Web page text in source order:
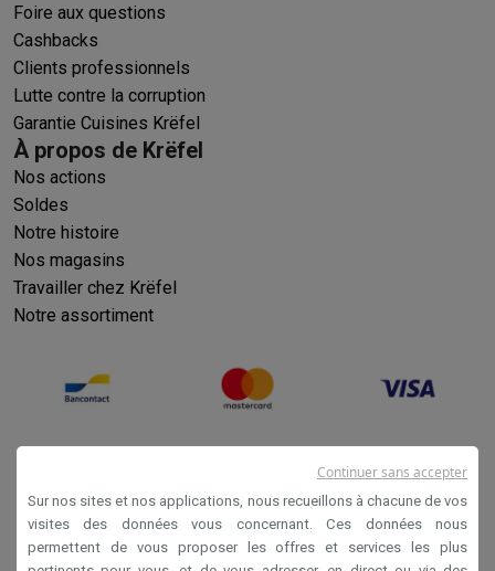
Foire aux questions
Cashbacks
Clients professionnels
Lutte contre la corruption
Garantie Cuisines Krëfel
À propos de Krëfel
Nos actions
Soldes
Notre histoire
Nos magasins
Travailler chez Krëfel
Notre assortiment
Sur nos sites et nos applications, nous recueillons à chacune de vos
visites des données vous concernant. Ces données nous
permettent de vous proposer les offres et services les plus
Continuer sans accepter